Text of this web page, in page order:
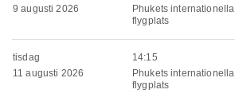
9 augusti 2026
Phukets internationella
flygplats
tisdag
11 augusti 2026
14:15
Phukets internationella
flygplats